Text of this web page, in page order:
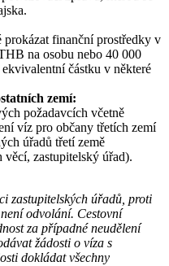
prokázat finanční prostředky v
na osobu nebo 40 000
částku v některé
zemí:
požadavcích včetně
víz pro občany třetích zemí
úřadů třetí země
věcí, zastupitelský úřad).
zastupitelských úřadů, proti
odvolání. Cestovní
za případné neudělení
žádosti o víza s
dokládat všechny